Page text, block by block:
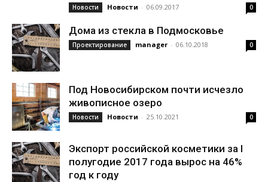
Новости Новости - 06.09.2017 0
Дома из стекла в Подмосковье
Проектирование manager - 06.10.2018 0
Под Новосибирском почти исчезло
живописное озеро
Новости Новости - 25.10.2021 0
Экспорт российской косметики за I
полугодие 2017 года вырос на 46%
год к году